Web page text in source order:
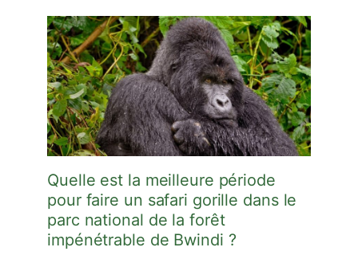
Quelle est la meilleure période
pour faire un safari gorille dans le
parc national de la forêt
impénétrable de Bwindi ?